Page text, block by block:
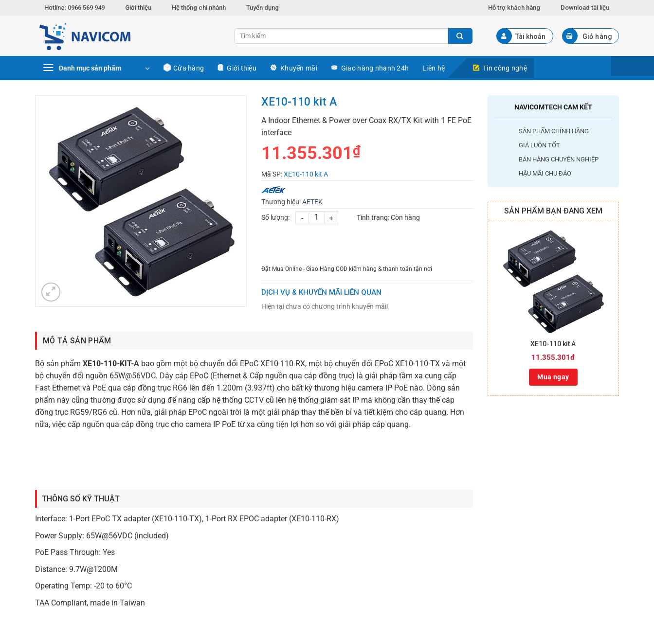
Hotline: 0966 569 949 Giới thiệu Hệ thống chi nhánh Tuyển dụng Hỗ trợ khách hàng Download tài liệu
Tài khoản Giỏ hàng
Danh mục sản phẩm Cửa hàng Giới thiệu Khuyến mãi Giao hàng nhanh 24h Liên hệ Tin công nghệ
NAVICOMTECH CAM KẾT
SẢN PHẨM CHÍNH HÃNG
GIÁ LUÔN TỐT
BÁN HÀNG CHUYÊN NGHIỆP
HẬU MÃI CHU ĐÁO
SẢN PHẨM BẠN ĐANG XEM
XE10-110 kit A
11.355.301đ
Mua ngay
XE10-110 kit A
A Indoor Ethernet & Power over Coax RX/TX Kit with 1 FE PoE
interface
11.355.301 ₫
Mã SP:XE10-110 kit A
Thương hiệu:AETEK
Số lượng:
- + Tình trạng:Còn hàng
Đặt Mua Online - Giao Hàng COD kiểm hàng & thanh toán tận nơi
DỊCH VỤ & KHUYẾN MÃI LIÊN QUAN
Hiện tại chưa có chương trình khuyến mãi!
MÔ TẢ SẢN PHẨM
Bộ sản phẩmXE10-110-KIT-A bao gồm một bộ chuyển đổi EPoC XE10-110-RX, một bộ chuyển đổi EPoC XE10-110-TX và một
bộ chuyển đổi nguồn 65W@56VDC. Dây cáp EPoC (Ethernet & Cấp nguồn qua cáp đồng trục) là giải pháp tầm xa cung cấp
Fast Ethernet và PoE qua cáp đồng trục RG6 lên đến 1.200m (3.937ft) cho bất kỳ thương hiệu camera IP PoE nào. Dòng sản
phẩm này cũng thường được sử dụng để nâng cấp hệ thống CCTV cũ lên hệ thống giám sát IP mà không cần thay thế cáp
đồng trục RG59/RG6 cũ. Hơn nữa, giải pháp EPoC ngoài trời là một giải pháp thay thế bền bỉ và tiết kiệm cho cáp quang. Hơn
nữa, việc cấp nguồn qua cáp đồng trục cho camera IP PoE từ xa cũng tiện lợi hơn so với giải pháp cáp quang.
THÔNG SỐ KỸ THUẬT
Interface: 1-Port EPoC TX adapter (XE10-110-TX), 1-Port RX EPOC adapter (XE10-110-RX)
Power Supply: 65W@56VDC (included)
PoE Pass Through: Yes
Distance: 9.7W@1200M
Operating Temp: -20 to 60°C
TAA Compliant, made in Taiwan